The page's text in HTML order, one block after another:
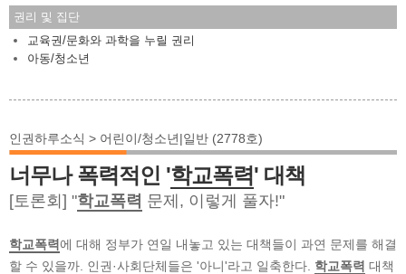
권리 및 집단
교육권/문화와 과학을 누릴 권리
아동/청소년
인권하루소식 > 어린이/청소년|일반 (2778호)
너무나 폭력적인 '학교폭력' 대책
[토론회] "학교폭력 문제, 이렇게 풀자!"
학교폭력 에 대해 정부가 연일 내놓고 있는 대책들이 과연 문제를 해결
할 수 있을까. 인권·사회단체들은 '아니'라고 일축한다. 학교폭력 대책